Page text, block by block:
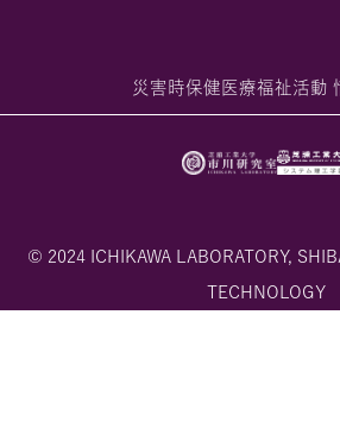
災害時保健医療福祉活動
© 2024 ICHIKAWA LABORATORY,
TECHNOLOGY